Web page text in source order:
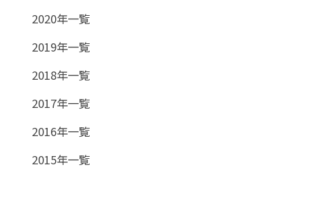
2020年一覧
2019年一覧
2018年一覧
2017年一覧
2016年一覧
2015年一覧